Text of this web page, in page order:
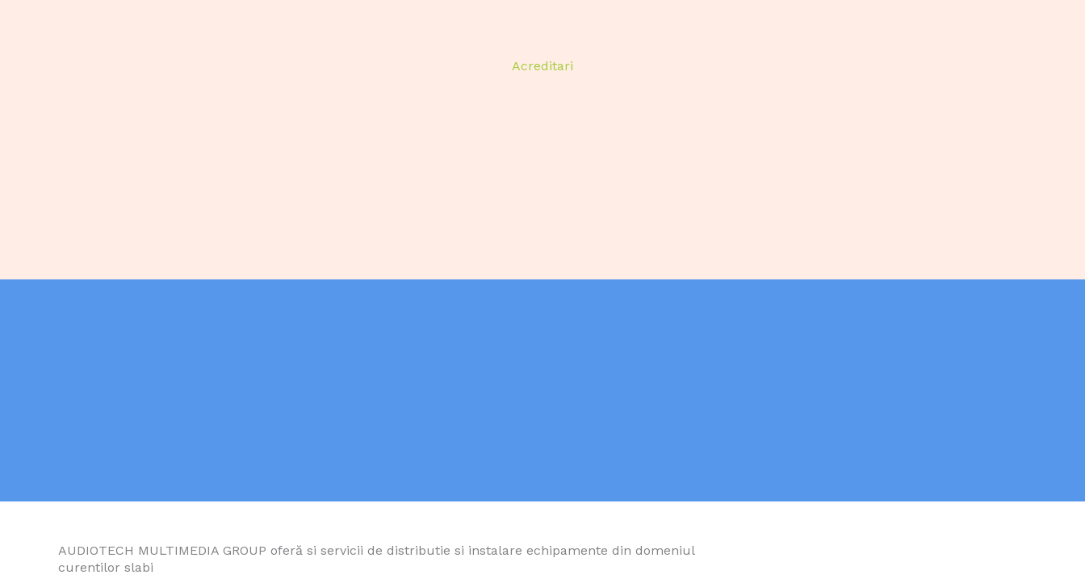
Acreditari
AUDIOTECH MULTIMEDIA GROUP oferă si servicii de distributie si instalare echipamente din domeniul
curentilor slabi